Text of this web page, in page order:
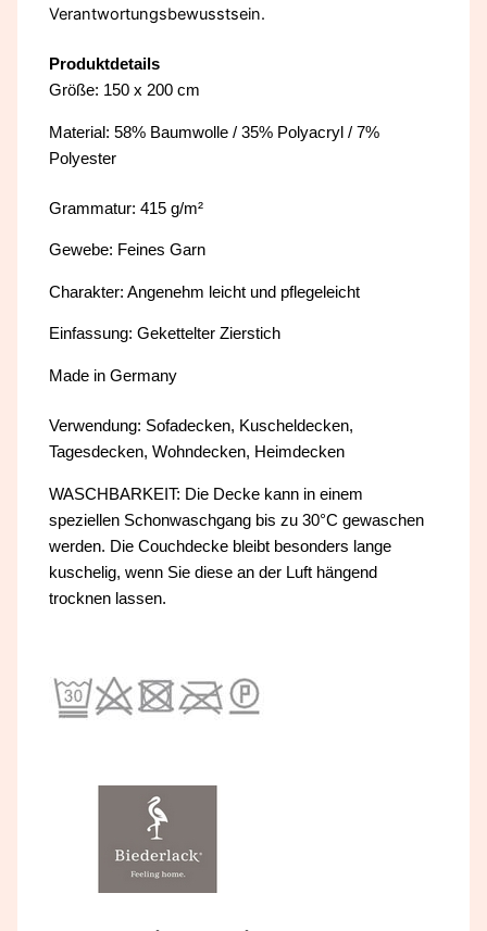
Verantwortungsbewusstsein.
Produktdetails
Größe: 150 x 200 cm
Material: 58% Baumwolle / 35% Polyacryl / 7%
Polyester
Grammatur: 415 g/m²
Gewebe: Feines Garn
Charakter: Angenehm leicht und pflegeleicht
Einfassung: Gekettelter Zierstich
Made in Germany
Verwendung: Sofadecken, Kuscheldecken,
Tagesdecken, Wohndecken, Heimdecken
WASCHBARKEIT: Die Decke kann in einem
speziellen Schonwaschgang bis zu 30°C gewaschen
werden. Die Couchdecke bleibt besonders lange
kuschelig, wenn Sie diese an der Luft hängend
trocknen lassen.